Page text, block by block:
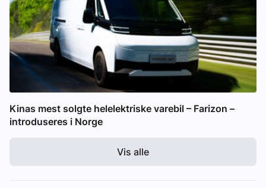
Kinas mest solgte helelektriske varebil – Farizon –
introduseres i Norge
Vis alle